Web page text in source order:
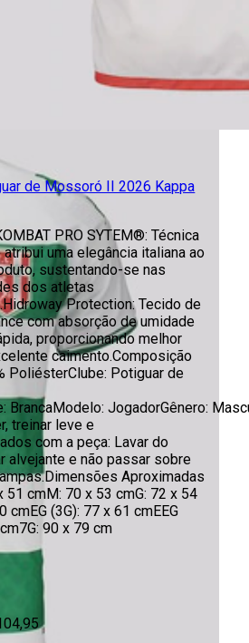
de Mossoró II 2026 Kappa
PRO SYTEM®: Técnica
uma elegância italiana ao
sustentando-se nas
dos atletas
Protection: Tecido de
com absorção de umidade
proporcionando melhor
caimento.Composição
PoliésterClube: Potiguar de
BrancaModelo: JogadorGênero:
treinar leve e
com a peça: Lavar do
alvejante e não passar sobre
Aproximadas
51 cmM: 70 x 53 cmG: 72 x 54
cmEG (3G): 77 x 61 cmEEG
90 x 79 cm